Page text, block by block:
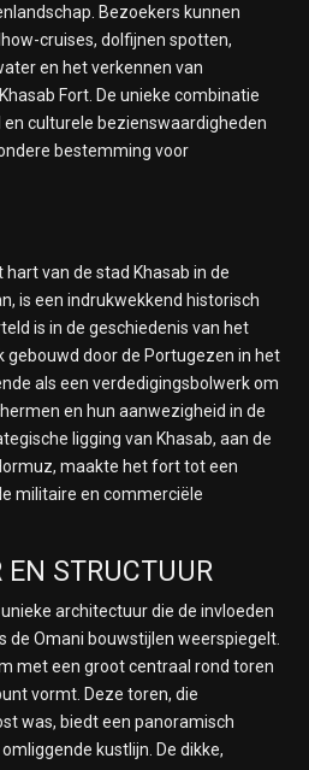
Bezoekers kunnen
cruises, dolfijnen spotten,
en het verkennen van
Fort. De unieke combinatie
culturele bezienswaardigheden
bestemming voor
van de stad Khasab in de
is een indrukwekkend historisch
is in de geschiedenis van het
gebouwd door de Portugezen in het
als een verdedigingsbolwerk om
en hun aanwezigheid in de
ligging van Khasab, aan de
maakte het fort tot een
militaire en commerciële
STRUCTUUR
architectuur die de invloeden
de Omani bouwstijlen weerspiegelt.
met een groot centraal rond toren
vormt. Deze toren, die
was, biedt een panoramisch
kustlijn. De dikke,